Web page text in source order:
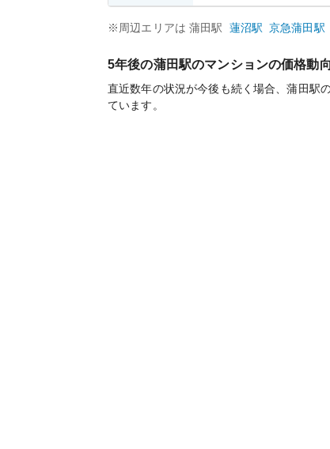
※周辺エリアは 蒲田駅 蓮沼駅 京急蒲田 駅
5年後の蒲田駅のマンションの価格動
直近数年の状況が今後も続く場合、蒲田駅
ています。